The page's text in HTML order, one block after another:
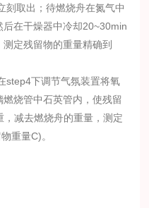
刻取出；待燃烧舟在氮气中
在干燥器中冷却20~30min
定残留物的重量精确到
step4下调节气氛装置将氧
烧管中石英管内，使残留
减去燃烧舟的重量，测定
重量C)。